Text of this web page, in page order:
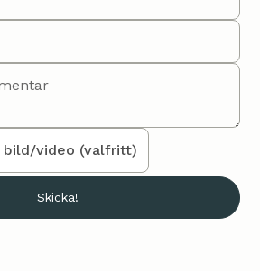
bild/video (valfritt)